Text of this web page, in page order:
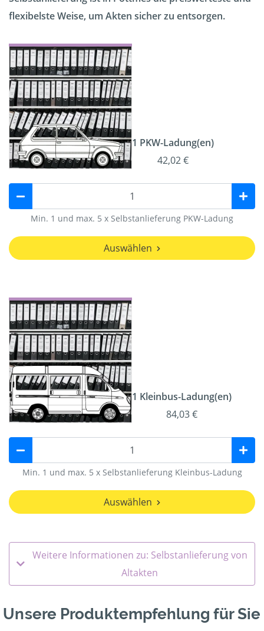
flexibelste Weise, um Akten sicher zu entsorgen.
1 PKW-Ladung(en)
42,02 €
Min. 1 und max. 5 x Selbstanlieferung PKW-Ladung
Auswählen
1 Kleinbus-Ladung(en)
84,03 €
Min. 1 und max. 5 x Selbstanlieferung Kleinbus-Ladung
Auswählen
Weitere Informationen zu: Selbstanlieferung von
Altakten
Unsere Produktempfehlung für Sie